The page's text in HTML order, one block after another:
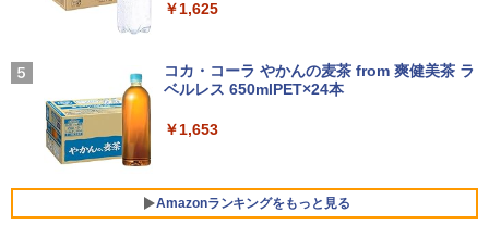
&WEBカメラ搭載】ノートパソコン 2in1
タブレットPC 13.3インチ SSD128GB メ
3 ノートパソコン 中古 PC パソコン 中古
ノートPC 中古ノート 最大SSD512GB
【ポイント10倍】美品 HP 400 G6 SF 9
き デスクトップパソコン 中古パソコン P
C Windows11 pro Win11 3画面 PC 800
搭載 選択可 8世代 10世代 DELL 1311a
FHD ポータブルモニター IPS液晶パネル
SBType-C/標準HDMI対応【選べる種
類】タッチ/ケース付き/4Kタイプ
￥8,980
モバイルモニター 10.5インチ FHD1280P
モバイルディスプレイ 高輝度400nits 10
[ 有吉 京子 ]
付き 防水 タッチ式音量調整 スポーツ/通勤/通
￥1,964
Xiaomi シャオミ REDMI Buds 8 Lite ワイヤ
￥2,980
￥250
￥1,625
コカ・コーラ やかんの麦茶 from 爽健美茶 ラ
ベルレス 650mlPET×24本
￥1,653
Amazonランキングをもっと見る